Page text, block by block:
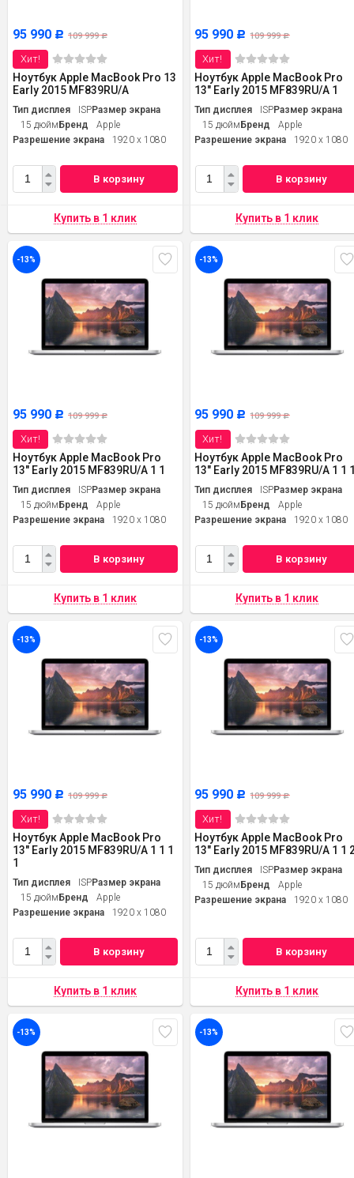
95 990 Р 109 999Р
Хит!
Ноутбук Apple MacBook Pro 13
Early 2015 MF839RU/A
Тип дисплея ISPРазмер экрана
15 дюймБренд
Apple
Разрешение экрана
1920 x 1080
В корзину
95 990 Р 109 999Р
Хит!
Ноутбук Apple MacBook Pro
13" Early 2015 MF839RU/A 1
Тип дисплея ISPРазмер экрана
15 дюймБренд
Apple
Разрешение экрана
1920 x 1080
В корзину
-13%
95 990 Р 109 999Р
Хит!
Ноутбук Apple MacBook Pro
13" Early 2015 MF839RU/A 1 1
Тип дисплея ISPРазмер экрана
15 дюймБренд
Apple
Разрешение экрана
1920 x 1080
В корзину
-13%
95 990 Р 109 999Р
Хит!
Ноутбук Apple MacBook Pro
13" Early 2015 MF839RU/A 1 1
Тип дисплея ISPРазмер экрана
15 дюймБренд
Apple
Разрешение экрана
1920 x 1080
В корзину
-13%
95 990 Р 109 999Р
Хит!
Ноутбук Apple MacBook Pro
13" Early 2015 MF839RU/A 1 1 1
1
Тип дисплея ISPРазмер экрана
15 дюймБренд
Apple
Разрешение экрана
1920 x 1080
В корзину
-13%
95 990 Р 109 999Р
Хит!
Ноутбук Apple MacBook Pro
13" Early 2015 MF839RU/A 1 1
Тип дисплея ISPРазмер экрана
15 дюймБренд
Apple
Разрешение экрана
1920 x 1080
В корзину
-13% -13%